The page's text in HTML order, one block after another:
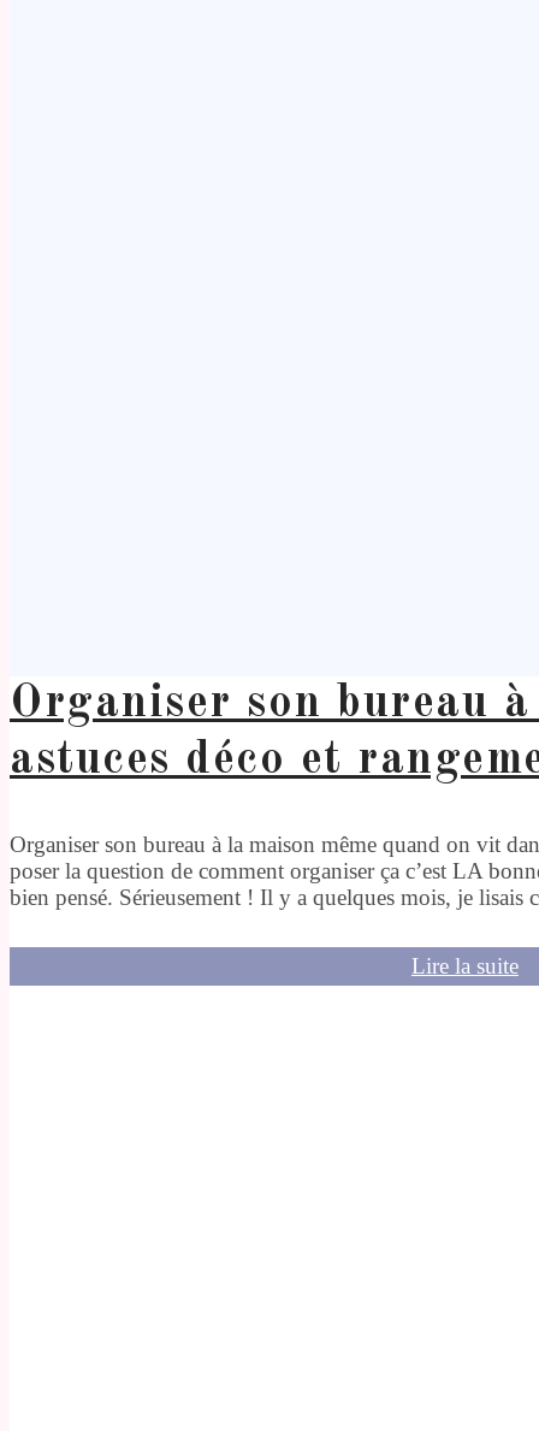
Organiser son bureau
astuces déco et
Organiser son bureau à la maison même quand on vit
poser la question de comment organiser ça c’est LA
bien pensé. Sérieusement ! Il y a quelques mois, je lisais
Lire la suite